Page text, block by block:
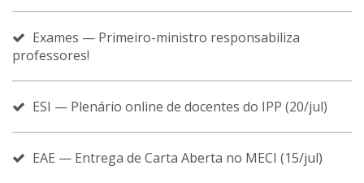
Exames — Primeiro-ministro responsabiliza
professores!
ESI — Plenário online de docentes do IPP (20/jul)
EAE — Entrega de Carta Aberta no MECI (15/jul)